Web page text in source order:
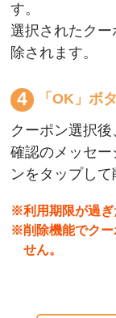
す。
選択されたク
除されます。
「OK」ボ
クーポン選択後
確認のメッセ
ンをタップして
※利用期限が過ぎ
※削除機能でクー
せん。